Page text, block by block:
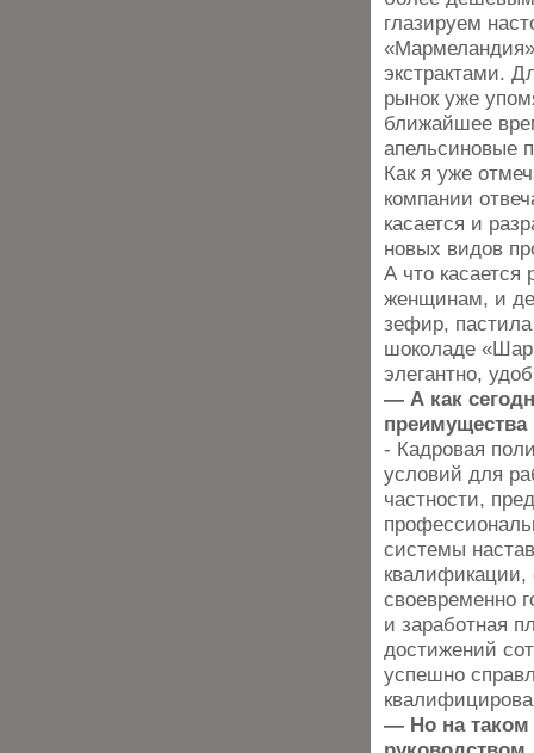
глазируем
экстрактами.
рынок уже
ближайшее
апельсиновые
Как я уже
компании
касается и
новых видов
А что
женщинам, и
зефир,
шоколаде
элегантно,
— А как
- Кадровая
условий для
частности,
системы
квалификации,
своевременно
и заработная
достижений
успешно
— Но на таком